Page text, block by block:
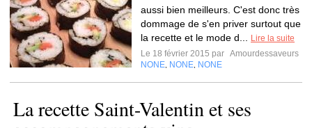
aussi bien meilleurs. C'est donc très
dommage de s'en priver surtout que
la recette et le mode d...
Lire la suite
Le 18 février 2015 par Amourdessaveurs
NONE NONE NONE
La recette Saint-Valentin et ses